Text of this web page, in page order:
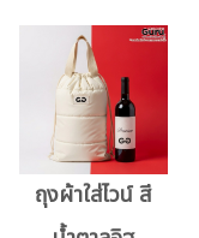
ถุงผ้าใส่ไวน์ สี